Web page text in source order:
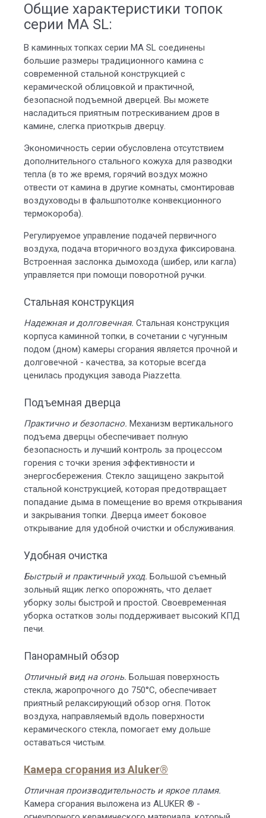
Общие характеристики топок
серии MA SL:
В каминных топках серии MA SL соединены
большие размеры традиционного камина с
современной стальной конструкцией с
керамической облицовкой и практичной,
безопасной подъемной дверцей. Вы можете
насладиться приятным потрескиванием дров в
камине, слегка приоткрыв дверцу.
Экономичность серии обусловлена отсутствием
дополнительного стального кожуха для разводки
тепла (в то же время, горячий воздух можно
отвести от камина в другие комнаты, смонтировав
воздуховоды в фальшпотолке конвекционного
термокороба).
Регулируемое управление подачей первичного
воздуха, подача вторичного воздуха фиксирована.
Встроенная заслонка дымохода (шибер, или кагла)
управляется при помощи поворотной ручки.
Стальная конструкция
Надежная и долговечная. Стальная конструкция
корпуса каминной топки, в сочетании с чугунным
подом (дном) камеры сгорания является прочной и
долговечной - качества, за которые всегда
ценилась продукция завода Piazzetta.
Подъемная дверца
Практично и безопасно. Механизм вертикального
подъема дверцы обеспечивает полную
безопасность и лучший контроль за процессом
горения с точки зрения эффективности и
энергосбережения. Стекло защищено закрытой
стальной конструкцией, которая предотвращает
попадание дыма в помещение во время открывания
и закрывания топки. Дверца имеет боковое
открывание для удобной очистки и обслуживания.
Удобная очистка
Быстрый и практичный уход. Большой съемный
зольный ящик легко опорожнять, что делает
уборку золы быстрой и простой. Своевременная
уборка остатков золы поддерживает высокий КПД
печи.
Панорамный обзор
Отличный вид на огонь. Большая поверхность
стекла, жаропрочного до 750°C, обеспечивает
приятный релаксирующий обзор огня. Поток
воздуха, направляемый вдоль поверхности
керамического стекла, помогает ему дольше
оставаться чистым.
Камера сгорания из Aluker®
Отличная производительность и яркое пламя.
Камера сгорания выложена из ALUKER ® -